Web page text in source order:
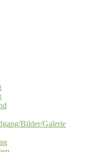
Bilder/Galerie